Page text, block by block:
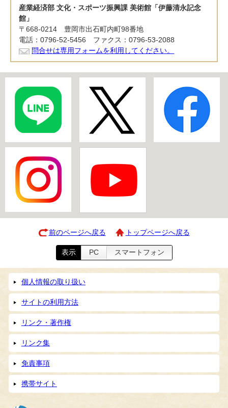
産業経済部 文化・スポーツ振興課 美術館「伊藤清永記念
館」
〒668-0214 豊岡市出石町内町98番地
電話：0796-52-5456 ファクス：0796-53-2088
問合せは専用フォームを利用してください。
前のページへ戻る トップページへ戻る
表示 PC スマートフォン
個人情報の取り扱い
サイトの利用方法
リンク・著作権
リンク集
免責事項
携帯サイト